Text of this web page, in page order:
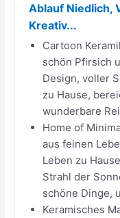
Ablauf Niedlich,
Kreativ...
Cartoon
schön Pfirsich
Design, voller
zu Hause,
wunderbare
Home of
aus feinen
Leben zu
Strahl der
schöne Dinge,
Keramisches